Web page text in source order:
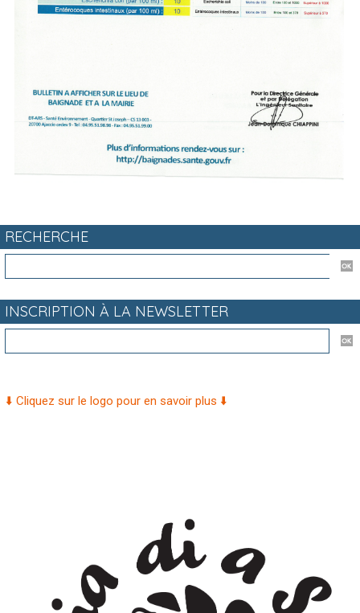
RECHERCHE
INSCRIPTION À LA NEWSLETTER
⬇️ Cliquez sur le logo pour en savoir plus ⬇️